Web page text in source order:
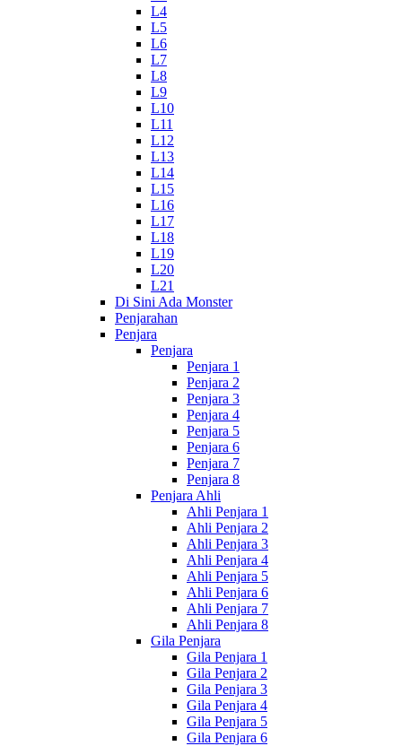
L4
L5
L6
L7
L8
L9
L10
L11
L12
L13
L14
L15
L16
L17
L18
L19
L20
L21
Di Sini Ada Monster
Penjarahan
Penjara
Penjara
Penjara 1
Penjara 2
Penjara 3
Penjara 4
Penjara 5
Penjara 6
Penjara 7
Penjara 8
Penjara Ahli
Ahli Penjara 1
Ahli Penjara 2
Ahli Penjara 3
Ahli Penjara 4
Ahli Penjara 5
Ahli Penjara 6
Ahli Penjara 7
Ahli Penjara 8
Gila Penjara
Gila Penjara 1
Gila Penjara 2
Gila Penjara 3
Gila Penjara 4
Gila Penjara 5
Gila Penjara 6